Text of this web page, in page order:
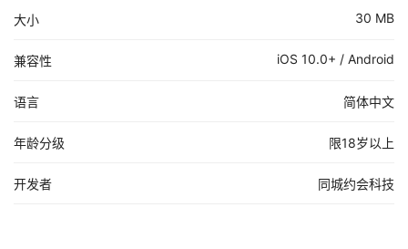
大小 30 MB
兼容性 iOS 10.0+ / Android
语言 简体中文
年龄分级 限18岁以上
开发者 同城约会科技